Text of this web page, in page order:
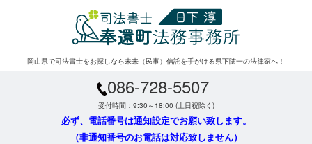
岡山県で司法書士をお探しなら未来（民事）信託を手がける県下随一の法律家へ！
086-728-5507
受付時間：9:30～18:00 (土日祝除く)
必ず、電話番号は通知設定でお願い致します。
（非通知番号のお電話は対応致しません）